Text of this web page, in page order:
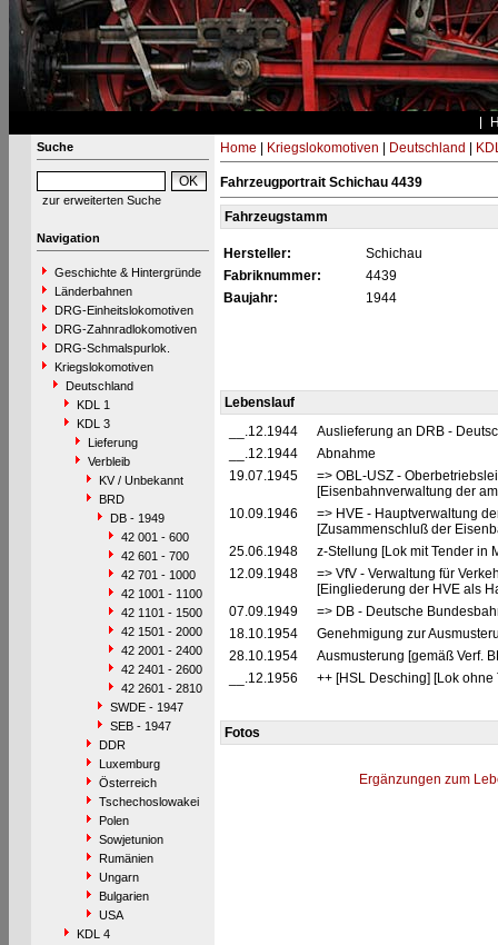
Suche
zur erweiterten Suche
Navigation
Geschichte & Hintergründe
Länderbahnen
DRG-Einheitslokomotiven
DRG-Zahnradlokomotiven
DRG-Schmalspurlok.
Kriegslokomotiven
Deutschland
KDL 1
KDL 3
Lieferung
Verbleib
KV / Unbekannt
BRD
DB - 1949
42 001 - 600
42 601 - 700
42 701 - 1000
42 1001 - 1100
42 1101 - 1500
42 1501 - 2000
42 2001 - 2400
42 2401 - 2600
42 2601 - 2810
SWDE - 1947
SEB - 1947
DDR
Luxemburg
Österreich
Tschechoslowakei
Polen
Sowjetunion
Rumänien
Ungarn
Bulgarien
USA
KDL 4
Home Kriegslokomotiven Deutschland
Fahrzeugportrait Schichau 4439
Fahrzeugstamm
Hersteller:
Schichau
Fabriknummer:
4439
Baujahr:
1944
Lebenslauf
__.12.1944
Auslieferung an DRB -
__.12.1944
Abnahme
19.07.1945
=> OBL-USZ -
[Eisenbahnverwaltung der
10.09.1946
=> HVE - Hauptverwaltung
[Zusammenschluß der
25.06.1948
z-Stellung [Lok mit Tender in
12.09.1948
=> VfV - Verwaltung für
[Eingliederung der HVE als
07.09.1949
=> DB - Deutsche
18.10.1954
Genehmigung zur
28.10.1954
Ausmusterung [gemäß Verf.
__.12.1956
++ [HSL Desching] [Lok
Fotos
Ergänzungen zum